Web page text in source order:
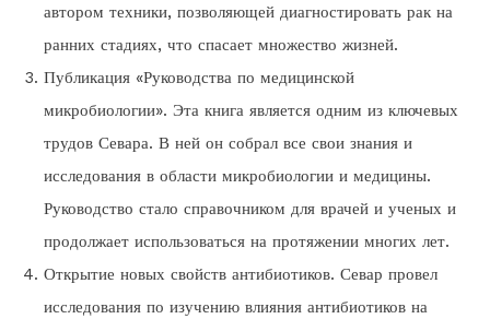
автором техники, позволяющей диагностировать рак на
ранних стадиях, что спасает множество жизней.
Публикация «Руководства по медицинской
микробиологии». Эта книга является одним из ключевых
трудов Севара. В ней он собрал все свои знания и
исследования в области микробиологии и медицины.
Руководство стало справочником для врачей и ученых и
продолжает использоваться на протяжении многих лет.
Открытие новых свойств антибиотиков. Севар провел
исследования по изучению влияния антибиотиков на